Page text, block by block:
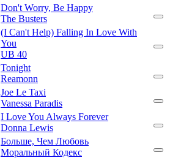
Don't Worry, Be Happy
The Busters
(I Can't Help) Falling In Love With
You
UB 40
Tonight
Reamonn
Joe Le Taxi
Vanessa Paradis
I Love You Always Forever
Donna Lewis
Больше, Чем Любовь
Моральный Кодекс